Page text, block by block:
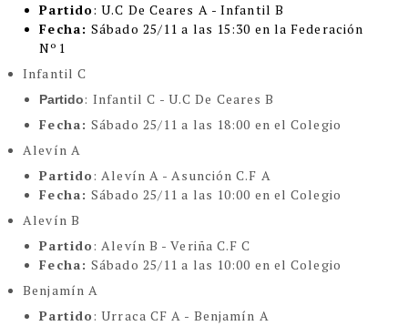
Partido: U.C De Ceares A - Infantil B
Fecha:Sábado 25/11 a las 15:30 en la Federación
Nº1
Infantil C
Partido: Infantil C - U.C De Ceares B
Fecha:Sábado 25/11 a las 18:00 en el Colegio
Alevín A
Partido: Alevín A - Asunción C.F A
Fecha:Sábado 25/11 a las 10:00 en el Colegio
Alevín B
Partido: Alevín B - Veriña C.F C
Fecha:Sábado 25/11 a las 10:00 en el Colegio
Benjamín A
Partido: Urraca CF A - Benjamín A